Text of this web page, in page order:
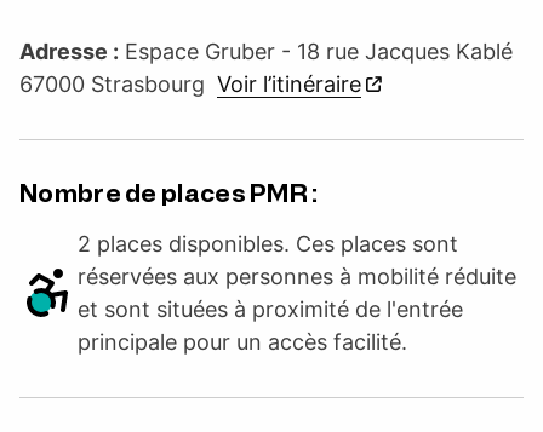
Adresse : Espace Gruber - 18 rue Jacques Kablé
67000 Strasbourg Voir l’itinéraire
Nombre de places PMR :
2 places disponibles. Ces places sont
réservées aux personnes à mobilité réduite
et sont situées à proximité de l'entrée
principale pour un accès facilité.